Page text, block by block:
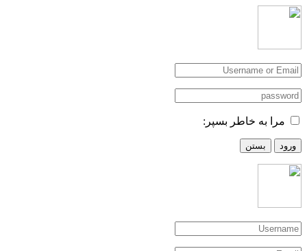
مرا به خاطر بسپر:
ورود بستن